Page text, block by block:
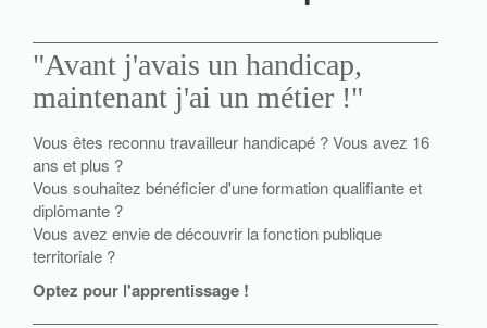
"Avant j'avais un handicap,
maintenant j'ai un métier !"
Vous êtes reconnu travailleur handicapé ?Vous avez 16
ans et plus ?
Vous souhaitez bénéficier d'une formation qualifiante et
diplômante ?
Vous avez envie de découvrir la fonction publique
territoriale ?
Optez pour l'apprentissage !